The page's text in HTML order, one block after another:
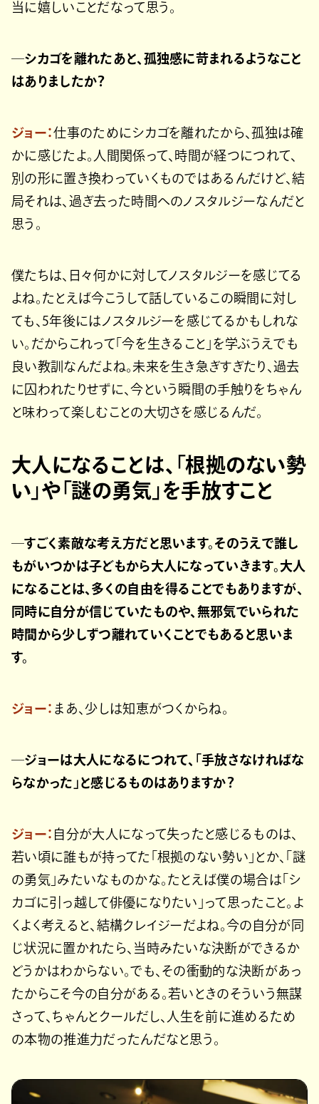
当に嬉しいことだなって思う。
─シカゴを離れたあと、孤独感に苛まれるようなこと
はありましたか？
ジョー：仕事のためにシカゴを離れたから、孤独は確
かに感じたよ。人間関係って、時間が経つにつれて、
別の形に置き換わっていくものではあるんだけど、結
局それは、過ぎ去った時間へのノスタルジーなんだと
思う。
僕たちは、日々何かに対してノスタルジーを感じてる
よね。たとえば今こうして話しているこの瞬間に対し
ても、5年後にはノスタルジーを感じてるかもしれな
い。だからこれって「今を生きること」を学ぶうえでも
良い教訓なんだよね。未来を生き急ぎすぎたり、過去
に囚われたりせずに、今という瞬間の手触りをちゃん
と味わって楽しむことの大切さを感じるんだ。
大人になることは、「根拠のない勢
い」や「謎の勇気」を手放すこと
─すごく素敵な考え方だと思います。そのうえで誰し
もがいつかは子どもから大人になっていきます。大人
になることは、多くの自由を得ることでもありますが、
同時に自分が信じていたものや、無邪気でいられた
時間から少しずつ離れていくことでもあると思いま
す。
ジョー： まあ、少しは知恵がつくからね。
─ジョーは大人になるにつれて、「手放さなければな
らなかった」と感じるものはありますか？
ジョー： 自分が大人になって失ったと感じるものは、
若い頃に誰もが持ってた「根拠のない勢い」とか、「謎
の勇気」みたいなものかな。たとえば僕の場合は「シ
カゴに引っ越して俳優になりたい」って思ったこと。よ
くよく考えると、結構クレイジーだよね。今の自分が同
じ状況に置かれたら、当時みたいな決断ができるか
どうかはわからない。でも、その衝動的な決断があっ
たからこそ今の自分がある。若いときのそういう無謀
さって、ちゃんとクールだし、人生を前に進めるため
の本物の推進力だったんだなと思う。